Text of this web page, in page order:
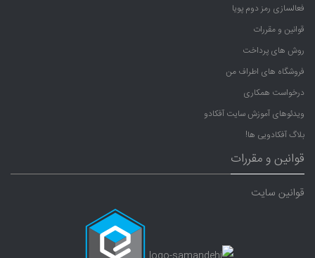
فعالسازی رمز دوم پویا
قوانین و مقررات
روش های پرداخت
فروشگاه های اطراف من
درخواست همکاری
ویدئوهای آموزش سایت آفکادو
بلاگ آفکادویی ها!
قوانین و مقررات
قوانین سایت